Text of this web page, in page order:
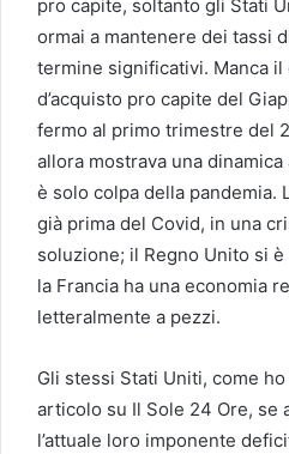
pro capite, soltanto gli Stati
ormai a mantenere dei tassi
termine significativi. Manca il
d’acquisto pro capite del
fermo al primo trimestre del
allora mostrava una
è solo colpa della pandemia.
già prima del Covid, in una
soluzione; il Regno Unito si è
la Francia ha una economia
letteralmente a pezzi.
Gli stessi Stati Uniti, come
articolo su Il Sole 24 Ore, se
l’attuale loro imponente